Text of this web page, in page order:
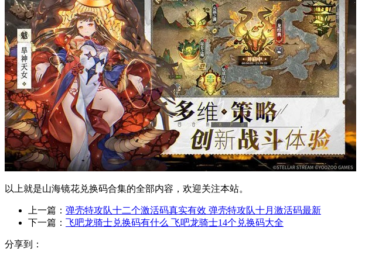
以上就是山海镜花兑换码合集的全部内容，欢迎关注本站。
上一篇： 弹壳特攻队十二个激活码真实有效 弹壳特攻队十月激活码最新
下一篇： 飞吧龙骑士兑换码有什么 飞吧龙骑士14个兑换码大全
分享到：